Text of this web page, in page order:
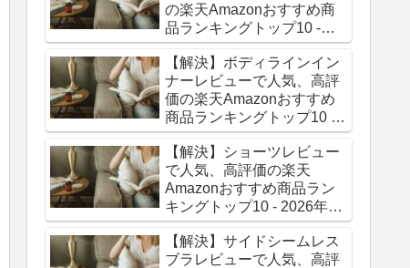
の楽天Amazonおすすめ商
品ランキングトップ10 -
2026年06月最新版
【解決】ボディラインイン
ナーレビューで人気、高評
価の楽天Amazonおすすめ
商品ランキングトップ10 -
2026年06月最新版
【解決】ショーツレビュー
で人気、高評価の楽天
Amazonおすすめ商品ラン
キングトップ10 - 2026年06
月最新版
【解決】サイドシームレス
ブラレビューで人気、高評